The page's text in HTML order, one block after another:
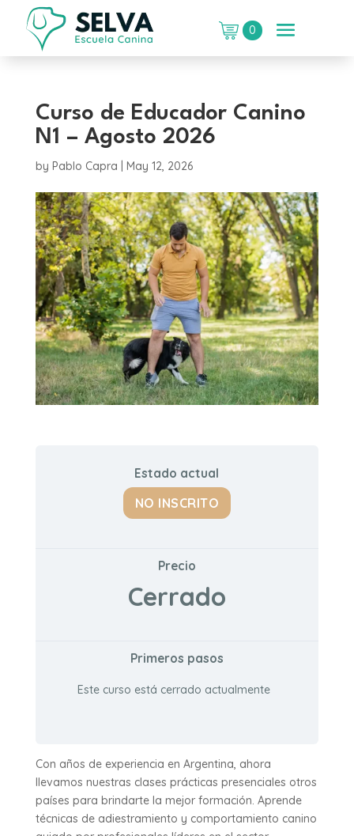
0
Curso de Educador Canino
N1 – Agosto 2026
by Pablo Capra May 12, 2026
Estado actual
NO INSCRITO
Precio
Cerrado
Primeros pasos
Este curso está cerrado actualmente
Con años de experiencia en Argentina, ahora
llevamos nuestras clases prácticas presenciales otros
países para brindarte la mejor formación. Aprende
técnicas de adiestramiento y comportamiento canino